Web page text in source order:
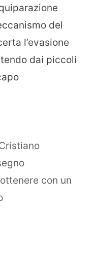
del
l’evasione
dai piccoli
con un